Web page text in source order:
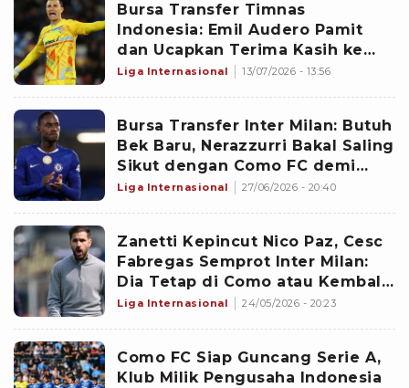
Bursa Transfer Timnas
Indonesia: Emil Audero Pamit
dan Ucapkan Terima Kasih ke
Cremonese, Comeback ke Como
Liga Internasional 13/07/2026 - 13:56
Bursa Transfer Inter Milan: Butuh
Bek Baru, Nerazzurri Bakal Saling
Sikut dengan Como FC demi
Bintang Chelsea
Liga Internasional 27/06/2026 - 20:40
Zanetti Kepincut Nico Paz, Cesc
Fabregas Semprot Inter Milan:
Dia Tetap di Como atau Kembali
ke Real Madrid
Liga Internasional 24/05/2026 - 20:23
Como FC Siap Guncang Serie A,
Klub Milik Pengusaha Indonesia